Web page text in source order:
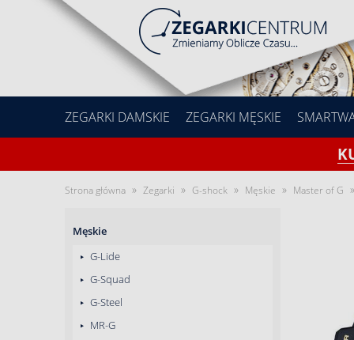
ZEGARKI DAMSKIE ZEGARKI MĘSKIE
Strona główna » Zegarki » G-shock » Męskie » Master of G »
Męskie
G-Lide
G-Squad
G-Steel
MR-G